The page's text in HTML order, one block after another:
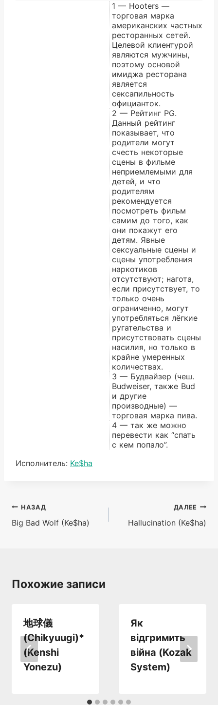
1 — Hooters —
торговая марка
американских частных
ресторанных сетей.
Целевой клиентурой
являются мужчины,
поэтому основой
имиджа ресторана
является
сексапильность
официанток.
2 — Рейтинг PG.
Данный рейтинг
показывает, что
родители могут
счесть некоторые
сцены в фильме
неприемлемыми для
детей, и что
родителям
рекомендуется
посмотреть фильм
самим до того, как
они покажут его
детям. Явные
сексуальные сцены и
сцены употребления
наркотиков
отсутствуют; нагота,
если присутствует, то
только очень
ограниченно, могут
употребляться лёгкие
ругательства и
присутствовать сцены
насилия, но только в
крайне умеренных
количествах.
3 — Будвайзер (чеш.
Budweiser, также Bud
и другие
производные) —
торговая марка пива.
4 — так же можно
перевести как “спать
с кем попало”.
Метки
Исполнитель: Ke$ha
Навигация
по
НАЗАД
Big Bad Wolf (Ke$ha)
ДАЛЕЕ
Hallucination (Ke$ha)
Похожие записи
地球儀
(Chikyuugi)*
(Kenshi
Yonezu)
Як
відгримить
війна (Kozak
System)